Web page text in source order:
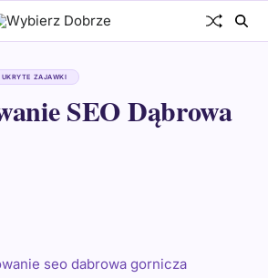
UKRYTE ZAJAWKI
SEO Dąbrowa